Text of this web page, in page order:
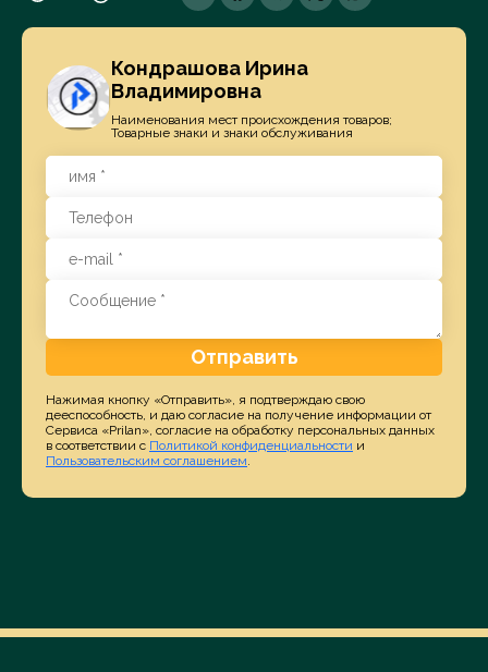
Кондрашова Ирина
Владимировна
Наименования мест происхождения товаров;
Товарные знаки и знаки обслуживания
Отправить
Нажимая кнопку «Отправить», я подтверждаю свою
дееспособность, и даю согласие на получение информации от
Сервиса «Prilan», согласие на обработку персональных данных
в соответствии с Политикой конфиденциальности и
Пользовательским соглашением.